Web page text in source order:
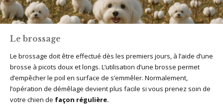
Le brossage
Le brossage doit être effectué dès les premiers jours, à l’aide d’une
brosse à picots doux et longs. L’utilisation d’une brosse permet
d’empêcher le poil en surface de s’emmêler. Normalement,
l’opération de démêlage devient plus facile si vous prenez soin de
votre chien de façon régulière.